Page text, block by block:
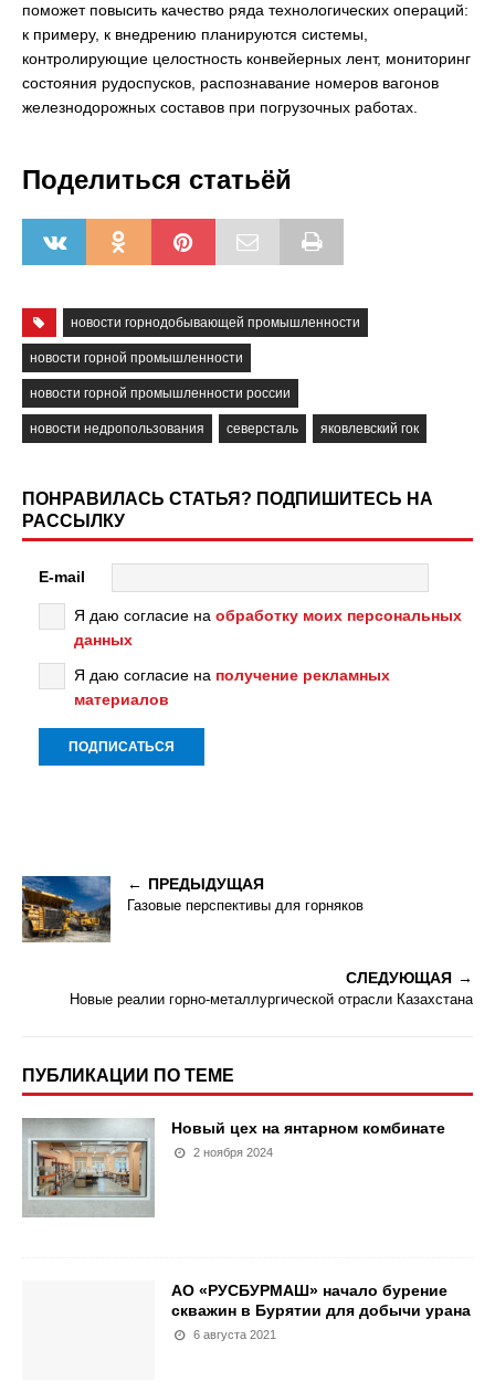
поможет повысить качество ряда технологических операций:
к примеру, к внедрению планируются системы,
контролирующие целостность конвейерных лент, мониторинг
состояния рудоспусков, распознавание номеров вагонов
железнодорожных составов при погрузочных работах.
Поделиться статьёй
новости горнодобывающей промышленности
новости горной промышленности
новости горной промышленности россии
новости недропользования северсталь яковлевский гок
ПОНРАВИЛАСЬ СТАТЬЯ? ПОДПИШИТЕСЬ НА
РАССЫЛКУ
E-mail
Я даю согласие на обработку моих персональных
данных
Я даю согласие на получение рекламных
материалов
ПРЕДЫДУЩАЯ
Газовые перспективы для горняков
СЛЕДУЮЩАЯ
Новые реалии горно-металлургической отрасли Казахстана
ПУБЛИКАЦИИ ПО ТЕМЕ
Новый цех на янтарном комбинате
2 ноября 2024
АО «РУСБУРМАШ» начало бурение
скважин в Бурятии для добычи урана
6 августа 2021